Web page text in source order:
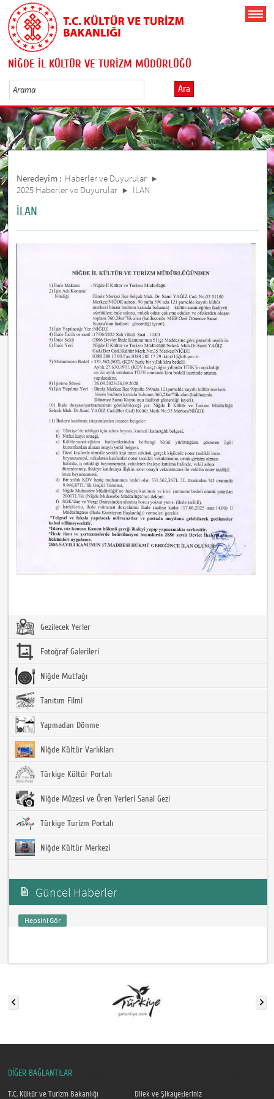
NİĞDE İL KÜLTÜR VE TURİZM MÜDÜRLÜĞÜ
Ara
Neredeyim : Haberler ve Duyurular
2025 Haberler ve Duyurular
İLAN
İLAN
Gezilecek Yerler
Fotoğraf Galerileri
Niğde Mutfağı
Tanıtım Filmi
Yapmadan Dönme
Niğde Kültür Varlıkları
Türkiye Kültür Portalı
Niğde Müzesi ve Ören Yerleri Sanal Gezi
Türkiye Turizm Portalı
Niğde Kültür Merkezi
Güncel Haberler
Hepsini Gör
DİĞER BAĞLANTILAR
T.C. Kültür ve Turizm Bakanlığı Dilek ve Şikayetleriniz